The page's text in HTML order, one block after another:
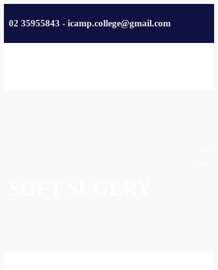
02 35955843 - icamp.college@gmail.com